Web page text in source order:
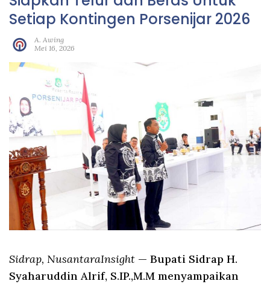
Setiap Kontingen Porsenijar 2026
A. Awing
Mei 16, 2026
Sidrap, NusantaraInsight — Bupati Sidrap H.
Syaharuddin Alrif, S.IP.,M.M menyampaikan